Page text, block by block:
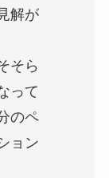
解が
そら
って
のペ
ョン